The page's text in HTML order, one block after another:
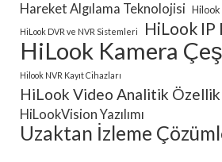
Hareket Algılama Teknolojisi Hilook
HiLook DVR ve NVR Sistemleri HiLook IP
HiLook Kamera
Hilook NVR Kayıt Cihazları
HiLook Video Analitik
HiLookVision Yazılımı
Uzaktan İzleme